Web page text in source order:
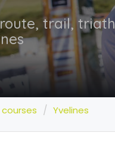
trail,
Yvelines